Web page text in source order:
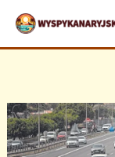
Przejdź
treści